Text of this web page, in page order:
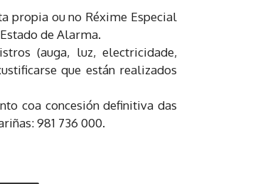
propia ou no Réxime Especial
de Alarma.
(auga, luz, electricidade,
que están realizados
coa concesión definitiva das
981 736 000.